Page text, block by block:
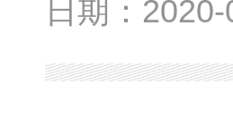
日期：